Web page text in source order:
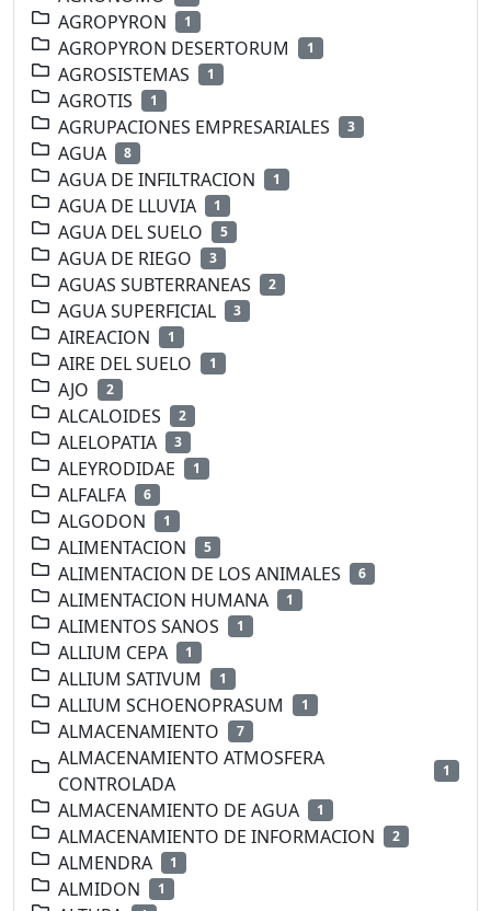
AGROPYRON 1
AGROPYRON DESERTORUM 1
AGROSISTEMAS 1
AGROTIS 1
AGRUPACIONES EMPRESARIALES 3
AGUA 8
AGUA DE INFILTRACION 1
AGUA DE LLUVIA 1
AGUA DEL SUELO 5
AGUA DE RIEGO 3
AGUAS SUBTERRANEAS 2
AGUA SUPERFICIAL 3
AIREACION 1
AIRE DEL SUELO 1
AJO 2
ALCALOIDES 2
ALELOPATIA 3
ALEYRODIDAE 1
ALFALFA 6
ALGODON 1
ALIMENTACION 5
ALIMENTACION DE LOS ANIMALES 6
ALIMENTACION HUMANA 1
ALIMENTOS SANOS 1
ALLIUM CEPA 1
ALLIUM SATIVUM 1
ALLIUM SCHOENOPRASUM 1
ALMACENAMIENTO 7
ALMACENAMIENTO ATMOSFERA
CONTROLADA
1
ALMACENAMIENTO DE AGUA 1
ALMACENAMIENTO DE INFORMACION 2
ALMENDRA 1
ALMIDON 1